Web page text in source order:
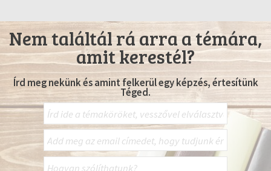
Nem találtál rá arra a témára,
amit kerestél?
Írd meg nekünk és amint felkerül egy képzés, értesítünk
Téged.